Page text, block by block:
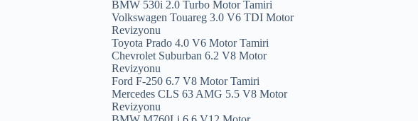
BMW 530i 2.0 Turbo Motor Tamiri
Volkswagen Touareg 3.0 V6 TDI Motor
Revizyonu
Toyota Prado 4.0 V6 Motor Tamiri
Chevrolet Suburban 6.2 V8 Motor
Revizyonu
Ford F-250 6.7 V8 Motor Tamiri
Mercedes CLS 63 AMG 5.5 V8 Motor
Revizyonu